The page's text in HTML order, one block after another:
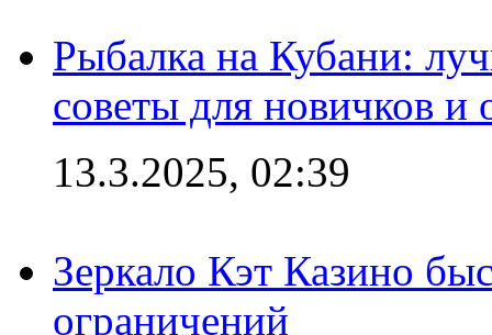
Рыбалка на Кубани:
советы для новичков
13.3.2025, 02:39
Зеркало Кэт Казино
ограничений